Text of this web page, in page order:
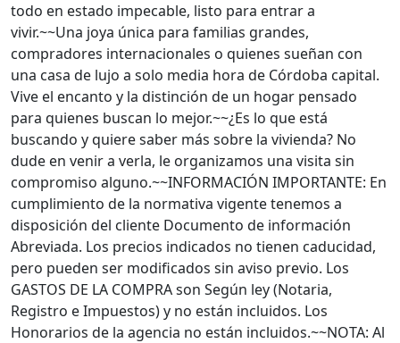
todo en estado impecable, listo para entrar a
vivir.~~Una joya única para familias grandes,
compradores internacionales o quienes sueñan con
una casa de lujo a solo media hora de Córdoba capital.
Vive el encanto y la distinción de un hogar pensado
para quienes buscan lo mejor.~~¿Es lo que está
buscando y quiere saber más sobre la vivienda? No
dude en venir a verla, le organizamos una visita sin
compromiso alguno.~~INFORMACIÓN IMPORTANTE: En
cumplimiento de la normativa vigente tenemos a
disposición del cliente Documento de información
Abreviada. Los precios indicados no tienen caducidad,
pero pueden ser modificados sin aviso previo. Los
GASTOS DE LA COMPRA son Según ley (Notaria,
Registro e Impuestos) y no están incluidos. Los
Honorarios de la agencia no están incluidos.~~NOTA: Al